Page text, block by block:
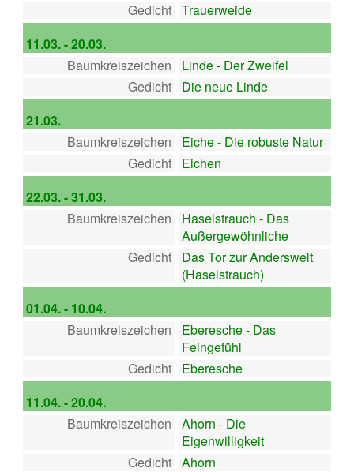
Gedicht Trauerweide
11.03. - 20.03.
Baumkreiszeichen
Linde - Der Zweifel
Gedicht
Die neue Linde
21.03.
Baumkreiszeichen
Eiche - Die robuste Natur
Gedicht
Eichen
22.03. - 31.03.
Baumkreiszeichen
Haselstrauch - Das
Außergewöhnliche
Gedicht
Das Tor zur Anderswelt
(Haselstrauch)
01.04. - 10.04.
Baumkreiszeichen
Eberesche - Das
Feingefühl
Gedicht
Eberesche
11.04. - 20.04.
Baumkreiszeichen
Ahorn - Die
Eigenwilligkeit
Gedicht Ahorn